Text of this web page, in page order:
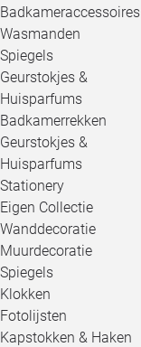
Badkameraccessoires
Wasmanden
Spiegels
Geurstokjes &
Huisparfums
Badkamerrekken
Geurstokjes &
Huisparfums
Stationery
Eigen Collectie
Wanddecoratie
Muurdecoratie
Spiegels
Klokken
Fotolijsten
Kapstokken & Haken